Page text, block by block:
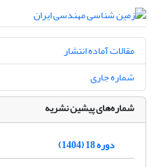
مقالات آماده انتشار
شماره جاری
شماره‌های پیشین نشریه
دوره 18 (1404)